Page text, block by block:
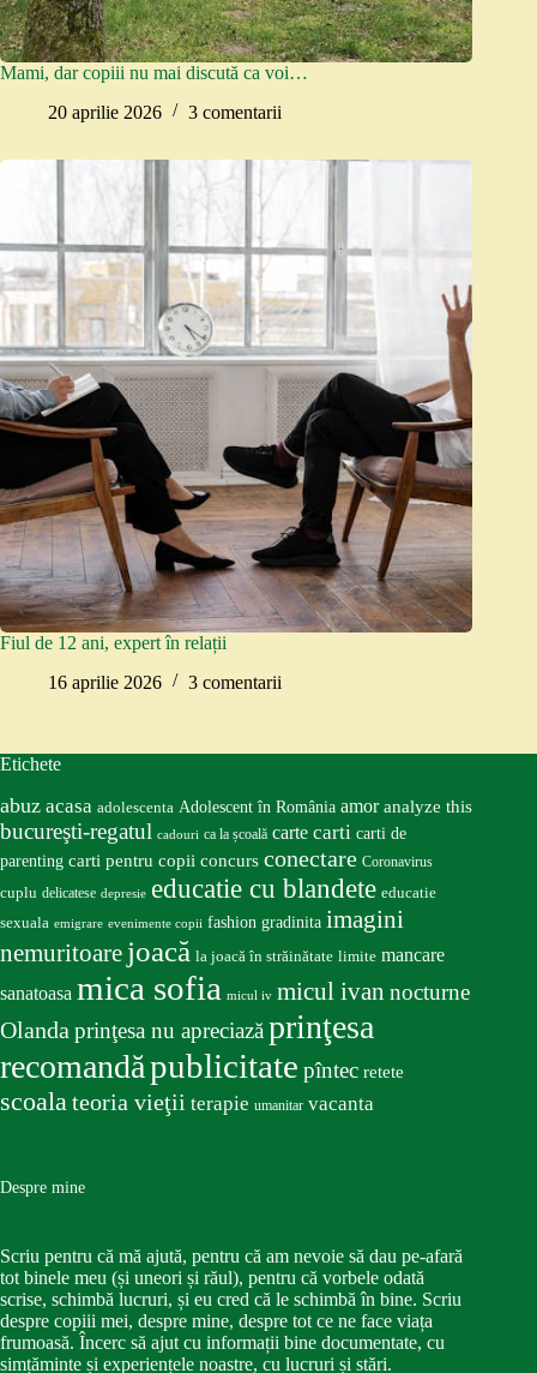
Mami, dar copiii nu mai discută ca voi…
20 aprilie 2026
3 comentarii
Fiul de 12 ani, expert în relații
16 aprilie 2026
3 comentarii
Etichete
abuz acasa adolescenta Adolescent în România amor analyze this
bucureşti-regatul cadouri ca la școală carte carti carti de
parenting carti pentru copii concurs conectare Coronavirus
cuplu delicatese depresie educatie cu blandete educatie
sexuala emigrare evenimente copii fashion gradinita imagini
nemuritoare joacă la joacă în străinătate limite mancare
sanatoasa mica sofia micul iv micul ivan nocturne
Olanda prinţesa nu apreciază prinţesa
recomandăpublicitate pîntec retete
scoala teoria vieţii terapie umanitar vacanta
Despre mine
Scriu pentru că mă ajută, pentru că am nevoie să dau pe-afară
tot binele meu (și uneori și răul), pentru că vorbele odată
scrise, schimbă lucruri, și eu cred că le schimbă în bine. Scriu
despre copiii mei, despre mine, despre tot ce ne face viața
frumoasă. Încerc să ajut cu informații bine documentate, cu
simțăminte și experiențele noastre, cu lucruri și stări.